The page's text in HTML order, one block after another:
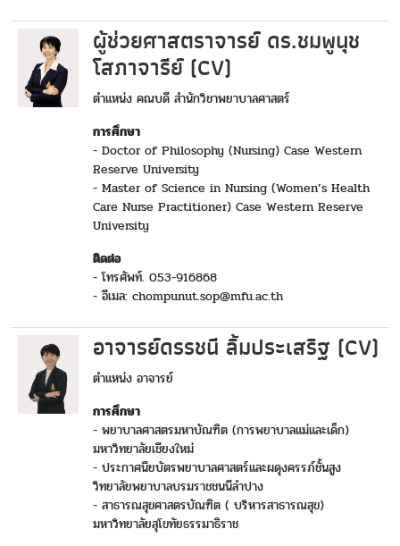
ผู้ช่วยศาสตราจารย์ ดร.ชมพูนุช
โสภาจารีย์ (CV)
ตำแหน่ง คณบดี สำนักวิชาพยาบาลศาสตร์
การศึกษา
- Doctor of Philosophy (Nursing) Case Western
Reserve University
- Master of Science in Nursing (Women’s Health
Care Nurse Practitioner) Case Western Reserve
University
ติดต่อ
- โทรศัพท์. 053-916868
- อีเมล: chompunut.sop@mfu.ac.th
อาจารย์ดรรชนี ลิ้มประเสริฐ (CV)
ตำแหน่ง อาจารย์
การศึกษา
- พยาบาลศาสตรมหาบัณฑิต (การพยาบาลแม่และเด็ก)
มหาวิทยาลัยเชียงใหม่
- ประกาศนียบัตรพยาบาลศาสตร์และผดุงครรภ์ชั้นสูง
วิทยาลัยพยาบาลบรมราชชนนีลำปาง
- สาธารณสุขศาสตรบัณฑิต ( บริหารสาธารณสุข)
มหาวิทยาลัยสุโขทัยธรรมาธิราช